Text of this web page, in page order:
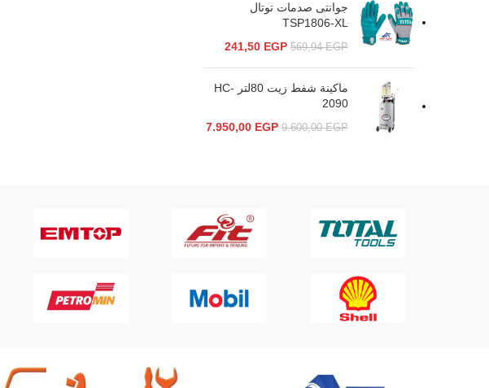
جوانتى صدمات توتال
TSP1806-XL
569,94EGP
241,50 EGP
ماكينة شفط زيت 80لتر HC-
2090
9.600,00EGP
7.950,00 EGP